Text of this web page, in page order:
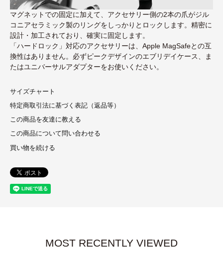
マグネットでの固定に加えて、アクセサリー側の2本の爪がジル
コニアセラミック製のリングをしっかりとロックします。精密に
設計・加工されており、確実に固定します。
「ハードロック」対応のアクセサリーは、Apple MagSafeとの互
換性はありません。必ずピークデザインのエブリデイケース、ま
たはユニバーサルアダプターをお使いください。
サイズチャート
特定商取引法に基づく表記（返品等）
この商品を友達に教える
この商品について問い合わせる
買い物を続ける
MOST RECENTLY VIEWED